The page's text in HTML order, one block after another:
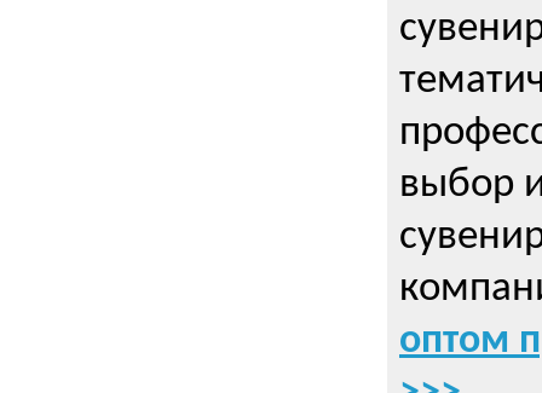
выбор
оптом